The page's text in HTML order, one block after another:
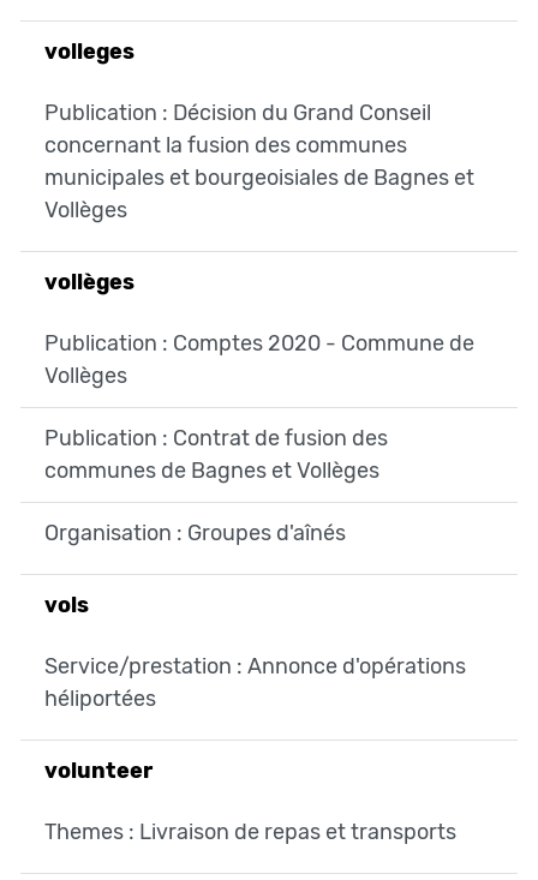
volleges
Publication : Décision du Grand Conseil
concernant la fusion des communes
municipales et bourgeoisiales de Bagnes et
Vollèges
vollèges
Publication : Comptes 2020 - Commune de
Vollèges
Publication : Contrat de fusion des
communes de Bagnes et Vollèges
Organisation : Groupes d'aînés
vols
Service/prestation : Annonce d'opérations
héliportées
volunteer
Themes : Livraison de repas et transports